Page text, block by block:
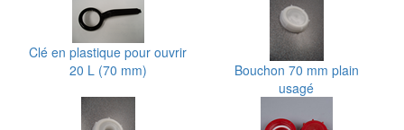
Clé en plastique pour ouvrir
20 L (70 mm)
Bouchon 70 mm plain
usagé